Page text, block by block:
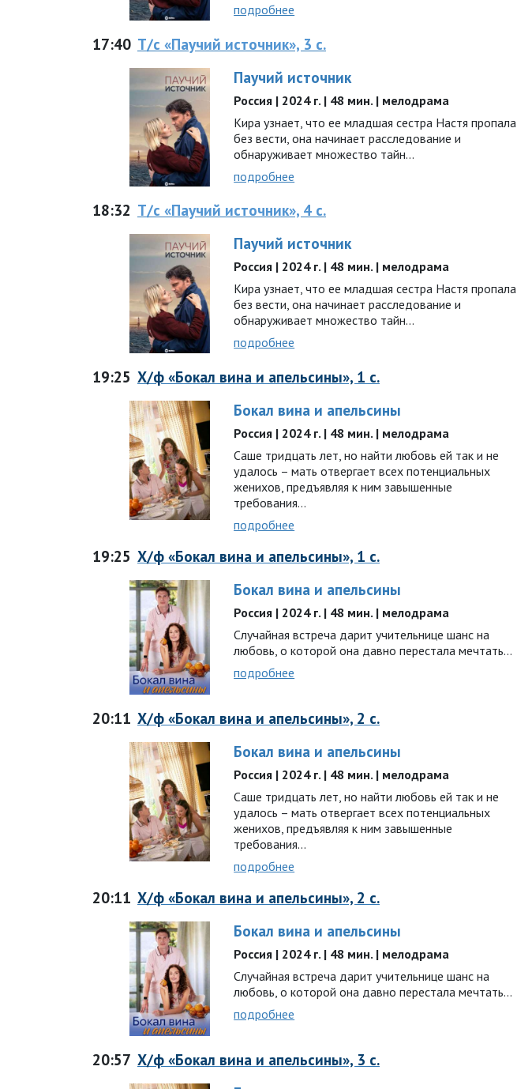
подробнее
17:40 Т/с «Паучий источник», 3 с.
Паучий источник
Россия | 2024 г. | 48 мин. | мелодрама
Кира узнает, что ее младшая сестра Настя пропала
без вести, она начинает расследование и
обнаруживает множество тайн…
подробнее
18:32 Т/с «Паучий источник», 4 с.
Паучий источник
Россия | 2024 г. | 48 мин. | мелодрама
Кира узнает, что ее младшая сестра Настя пропала
без вести, она начинает расследование и
обнаруживает множество тайн…
подробнее
19:25 Х/ф «Бокал вина и апельсины», 1 с.
Бокал вина и апельсины
Россия | 2024 г. | 48 мин. | мелодрама
Саше тридцать лет, но найти любовь ей так и не
удалось – мать отвергает всех потенциальных
женихов, предъявляя к ним завышенные
требования…
подробнее
19:25 Х/ф «Бокал вина и апельсины», 1 с.
Бокал вина и апельсины
Россия | 2024 г. | 48 мин. | мелодрама
Случайная встреча дарит учительнице шанс на
любовь, о которой она давно перестала мечтать...
подробнее
20:11 Х/ф «Бокал вина и апельсины», 2 с.
Бокал вина и апельсины
Россия | 2024 г. | 48 мин. | мелодрама
Саше тридцать лет, но найти любовь ей так и не
удалось – мать отвергает всех потенциальных
женихов, предъявляя к ним завышенные
требования…
подробнее
20:11 Х/ф «Бокал вина и апельсины», 2 с.
Бокал вина и апельсины
Россия | 2024 г. | 48 мин. | мелодрама
Случайная встреча дарит учительнице шанс на
любовь, о которой она давно перестала мечтать...
подробнее
20:57 Х/ф «Бокал вина и апельсины», 3 с.